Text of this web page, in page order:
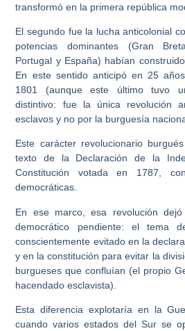
transformó en la primera república
El segundo fue la lucha anticolonial
potencias dominantes (Gran
Portugal y España) habían
En este sentido anticipó en 25
1801 (aunque este último tuvo
distintivo: fue la única revolución
esclavos y no por la burguesía
Este carácter revolucionario
texto de la Declaración de la
Constitución votada en 1787,
democráticas.
En ese marco, esa revolución
democrático pendiente: el tema
conscientemente evitado en la
y en la constitución para evitar la
burgueses que confluían (el propio
hacendado esclavista).
Esta diferencia explotaría en la
cuando varios estados del Sur se